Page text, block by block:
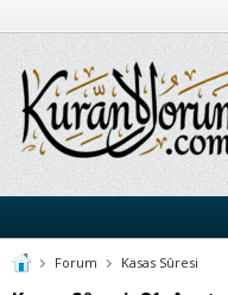
Forum Kasas Sûresi